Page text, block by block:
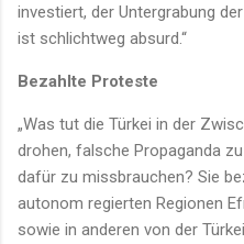
investiert, der Untergrabung
ist schlichtweg absurd.“
Bezahlte Proteste
„Was tut die Türkei in der
drohen, falsche Propaganda
dafür zu missbrauchen? Sie
autonom regierten Regionen
sowie in anderen von der